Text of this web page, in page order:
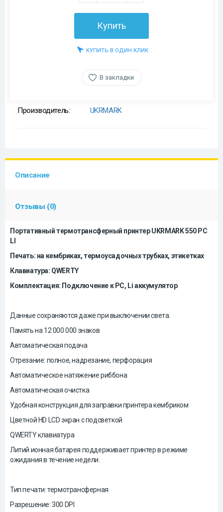
Купить
КУПИТЬ В ОДИН КЛИК
В закладки
Производитель: UKRMARK
Описание
Отзывы (0)
Портативный термотрансферный принтер UKRMARK 550 PC
LI
Печать: на кембриках, термоусадочных трубках, этикетках
Клавиатура: QWERTY
Комплектация: Подключение к PC, Li аккумулятор
Данные сохраняются даже при выключении света.
Память на 12 000 000 знаков
Автоматическая подача
Отрезание: полное, надрезание, перфорация
Автоматическое натяжение риббона
Автоматическая очистка
Удобная конструкция для заправки принтера кембриком
Цветной HD LCD экран с подсветкой
QWERTY клавиатура
Литий ионная батарея поддерживает принтер в режиме
ожидания в течение недели.
Тип печати: термотрансферная
Разрешение: 300 DPI